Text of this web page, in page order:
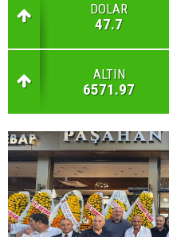
DOLAR
47.7
ALTIN
6571.97